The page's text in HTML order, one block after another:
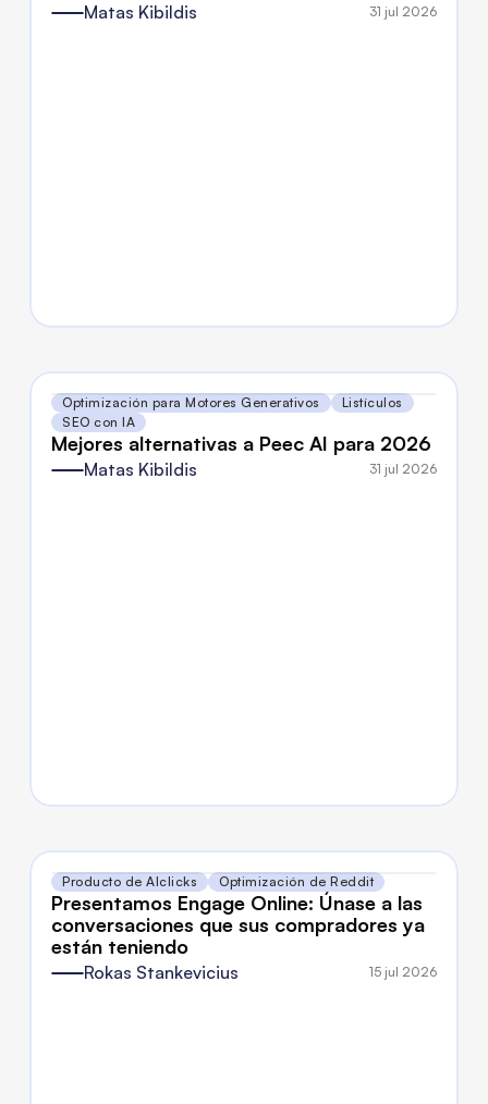
Matas Kibildis 31 jul 2026
Optimización para Motores Generativos
Listículos
SEO con IA
Mejores alternativas a Peec AI para 2026
Matas Kibildis 31 jul 2026
Producto de AIclicks Optimización de Reddit
Presentamos Engage Online: Únase a las
conversaciones que sus compradores ya
están teniendo
Rokas Stankevicius 15 jul 2026